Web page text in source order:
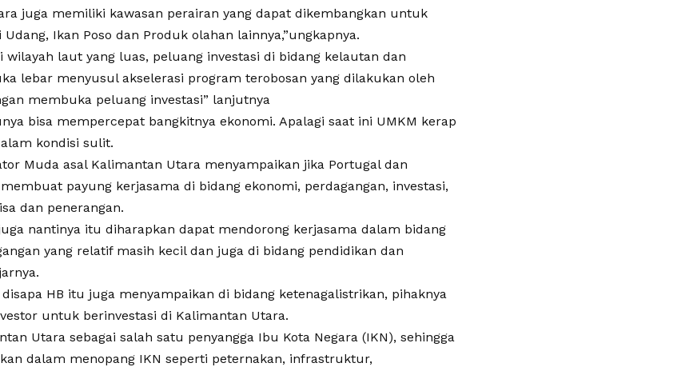
juga memiliki kawasan perairan yang dapat dikembangkan untuk
Ikan Poso dan Produk olahan lainnya,”ungkapnya.
wilayah laut yang luas, peluang investasi di bidang kelautan dan
lebar menyusul akselerasi program terobosan yang dilakukan oleh
membuka peluang investasi” lanjutnya
bisa mempercepat bangkitnya ekonomi. Apalagi saat ini UMKM kerap
kondisi sulit.
Muda asal Kalimantan Utara menyampaikan jika Portugal dan
payung kerjasama di bidang ekonomi, perdagangan, investasi,
dan penerangan.
nantinya itu diharapkan dapat mendorong kerjasama dalam bidang
yang relatif masih kecil dan juga di bidang pendidikan dan
HB itu juga menyampaikan di bidang ketenagalistrikan, pihaknya
untuk berinvestasi di Kalimantan Utara.
Utara sebagai salah satu penyangga Ibu Kota Negara (IKN), sehingga
dalam menopang IKN seperti peternakan, infrastruktur,